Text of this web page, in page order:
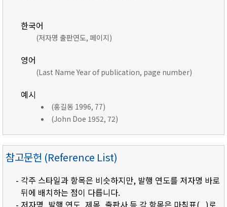
한국어
(저자명 출판연도, 페이지)
영어
(Last Name Year of publication, page number)
예시
(홍길동 1996, 77)
(John Doe 1952, 72)
참고문헌 (Reference List)
- 각주 스타일과 항목은 비슷하지만, 발행 연도를 저자명 바로
뒤에 배치하는 점이 다릅니다.